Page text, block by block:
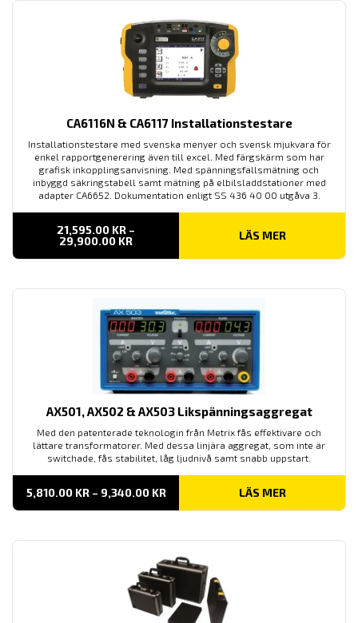
CA6116N & CA6117 Installationstestare
Installationstestare med svenska menyer och svensk mjukvara för
enkel rapportgenerering även till excel. Med färgskärm som har
grafisk inkopplingsanvisning. Med spänningsfallsmätning och
inbyggd säkringstabell samt mätning på elbilsladdstationer med
adapter CA6652. Dokumentation enligt SS 436 40 00 utgåva 3.
21,595.00 KR –
29,900.00 KRPRISINTERVALL:
TILL
LÄS MER
AX501, AX502 & AX503 Likspänningsaggregat
Med den patenterade teknologin från Metrix fås effektivare och
lättare transformatorer. Med dessa linjära aggregat, som inte är
switchade, fås stabilitet, låg ljudnivå samt snabb uppstart.
5,810.00 KR – 9,340.00 KRPRISINTERVALL:
TILL
LÄS MER